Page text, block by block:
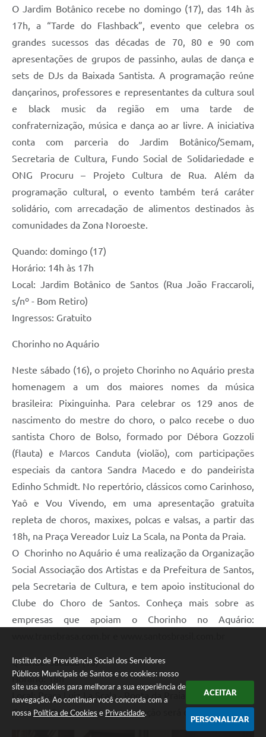
Instituto de Previdência Social dos Servidores
Públicos Municipais de Santos e os cookies: nosso
site usa cookies para melhorar a sua experiência de
navegação. Ao continuar você concorda com a
nossa Política de Cookies e Privacidade.
ACEITAR
PERSONALIZAR
O Jardim Botânico recebe no domingo (17), das 14h às
17h, a “Tarde do Flashback”, evento que celebra os
grandes sucessos das décadas de 70, 80 e 90 com
apresentações de grupos de passinho, aulas de dança e
sets de DJs da Baixada Santista. A programação reúne
dançarinos, professores e representantes da cultura soul
e black music da região em uma tarde de
confraternização, música e dança ao ar livre. A iniciativa
conta com parceria do Jardim Botânico/Semam,
Secretaria de Cultura, Fundo Social de Solidariedade e
ONG Procuru – Projeto Cultura de Rua. Além da
programação cultural, o evento também terá caráter
solidário, com arrecadação de alimentos destinados às
comunidades da Zona Noroeste.
Quando: domingo (17)
Horário: 14h às 17h
Local: Jardim Botânico de Santos (Rua João Fraccaroli,
s/nº - Bom Retiro)
Ingressos: Gratuito
Chorinho no Aquário
Neste sábado (16), o projeto Chorinho no Aquário presta
homenagem a um dos maiores nomes da música
brasileira: Pixinguinha. Para celebrar os 129 anos de
nascimento do mestre do choro, o palco recebe o duo
santista Choro de Bolso, formado por Débora Gozzoli
(flauta) e Marcos Canduta (violão), com participações
especiais da cantora Sandra Macedo e do pandeirista
Edinho Schmidt. No repertório, clássicos como Carinhoso,
Yaô e Vou Vivendo, em uma apresentação gratuita
repleta de choros, maxixes, polcas e valsas, a partir das
18h, na Praça Vereador Luiz La Scala, na Ponta da Praia.
O Chorinho no Aquário é uma realização da Organização
Social Associação dos Artistas e da Prefeitura de Santos,
pela Secretaria de Cultura, e tem apoio institucional do
Clube do Choro de Santos. Conheça mais sobre as
empresas que apoiam o Chorinho no Aquário:
Quando: sábado (16)
Horário: 18h
Local: Praça Luiz La Scala - Ponta da Praia
Gratuito. Se chover, a apresentação será cancelada